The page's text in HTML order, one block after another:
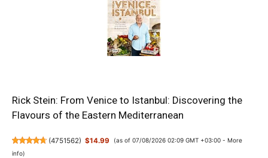
Rick Stein: From Venice to Istanbul: Discovering the
Flavours of the Eastern Mediterranean
(4751562) $14.99 (as of 07/08/2026 02:09 GMT +03:00 - More
info)